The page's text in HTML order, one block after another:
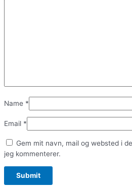
Name *
Email *
Gem mit navn, mail og websted i
jeg kommenterer.